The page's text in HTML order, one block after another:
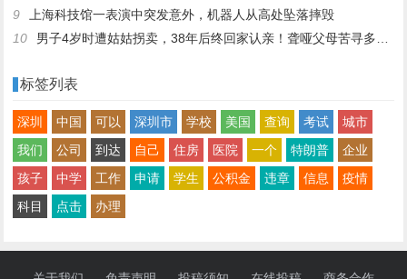
9
上海科技馆一表演中突发意外，机器人从高处坠落摔毁
10
男子4岁时遭姑姑拐卖，38年后终回家认亲！聋哑父母苦寻多年，母亲已抱憾离世丨红星寻人
标签列表
深圳 中国 可以 深圳市 学校 美国 查询 考试
城市
我们
公司 到达 自己 住房 医院 一个 特朗普
企业
孩子
中学 工作 申请 学生 公积金 违章 信息
疫情
科目
点击 办理